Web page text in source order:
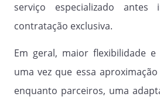
serviço especializado antes
contratação exclusiva.
Em geral, maior flexibilidade e
uma vez que essa
enquanto parceiros, uma